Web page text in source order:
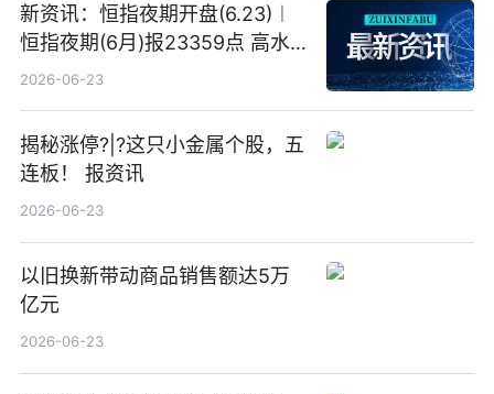
新资讯：恒指夜期开盘(6.23)︱
恒指夜期(6月)报23359点 高水
23点
2026-06-23
揭秘涨停?|?这只小金属个股，五
连板！ 报资讯
2026-06-23
以旧换新带动商品销售额达5万
亿元
2026-06-23